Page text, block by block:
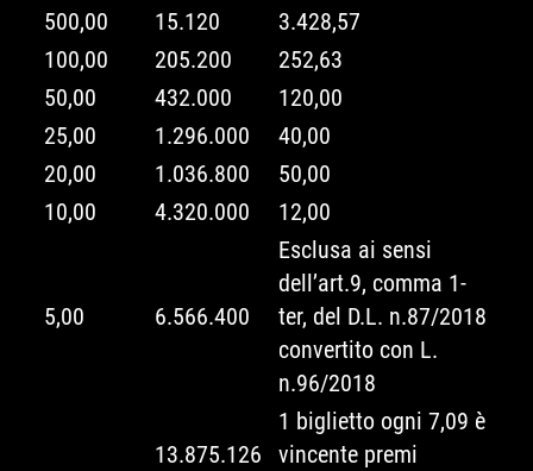
500,00
15.120
3.428,57
100,00
205.200
252,63
50,00
432.000
120,00
25,00
1.296.000
40,00
20,00
1.036.800
50,00
10,00
4.320.000 12,00
5,00 6.566.400
Esclusa ai sensi
dell’art.9, comma 1-
ter, del D.L. n.87/2018
convertito con L.
n.96/2018
13.875.126
1 biglietto ogni 7,09 è
vincente premi